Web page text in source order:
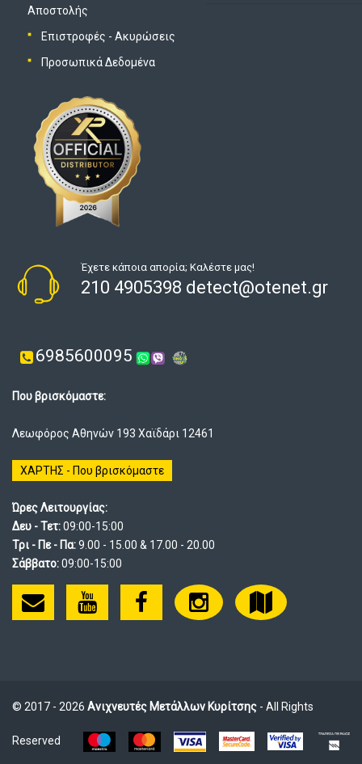
Αποστολής
Επιστροφές - Ακυρώσεις
Προσωπικά Δεδομένα
Έχετε κάποια απορία; Καλέστε μας!
210 4905398 detect@otenet.gr
6985600095
Που βρισκόμαστε:
Λεωφόρος Αθηνών 193 Χαϊδάρι 12461
ΧΑΡΤΗΣ - Που βρισκόμαστε
Ώρες Λειτουργίας:
Δευ - Τετ:09:00-15:00
Τρι - Πε - Πα:9.00 - 15.00 & 17.00 - 20.00
Σάββατο:09:00-15:00
© 2017 - 2026 Ανιχνευτές Μετάλλων Κυρίτσης - All Rights
Reserved